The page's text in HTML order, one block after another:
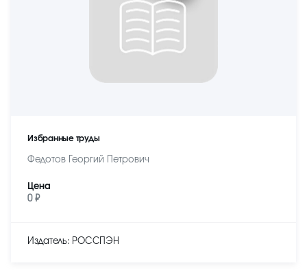
Избранные труды
Федотов Георгий Петрович
Цена
0 ₽
Издатель: РОССПЭН